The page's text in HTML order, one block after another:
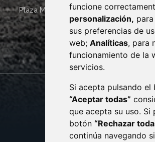
funcione
personalización,
sus preferencias de
web; Analíticas, para
funcionamiento de la
servicios.
Si acepta pulsando el
“Aceptar todas”
que acepta su uso. Si
botón “Rechazar
continúa navegando
Plaza Mayor 4 22400 MONZÓN -
· (34) 974 400 700 ·
sac@monzon.es
monzon.es
CONTACTO
AVISO LEGAL
PROTECCIÓN DE
POLÍTICA DE
ACCESIBILIDAD